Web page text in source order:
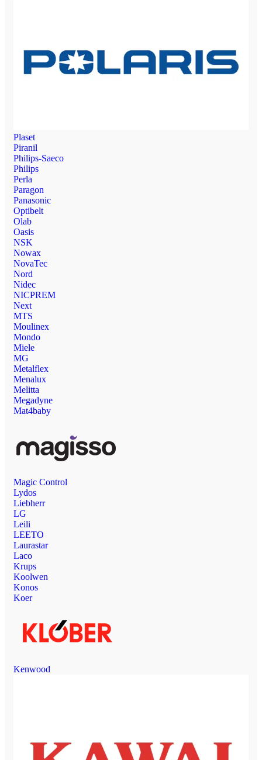
Plaset
Piranil
Philips-Saeco
Philips
Perla
Paragon
Panasonic
Optibelt
Olab
Oasis
NSK
Nowax
NovaTec
Nord
Nidec
NICPREM
Next
MTS
Moulinex
Mondo
Miele
MG
Metalflex
Menalux
Melitta
Megadyne
Mat4baby
Magic Control
Lydos
Liebherr
LG
Leili
LEETO
Laurastar
Laco
Krups
Koolwen
Konos
Koer
Kenwood